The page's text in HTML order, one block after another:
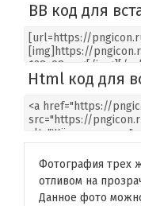
BB код для
Html код для
Фотография трех
отливом на
Данное фото